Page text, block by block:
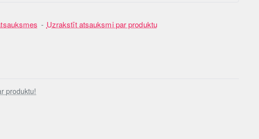
- Uzrakstīt atsauksmi par produktu
produktu!